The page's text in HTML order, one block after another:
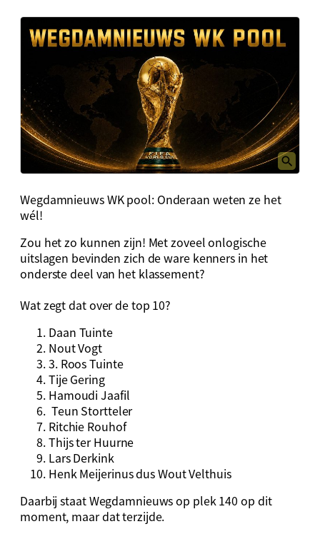
Wegdamnieuws WK pool: Onderaan weten ze het
wél!
Zou het zo kunnen zijn! Met zoveel onlogische
uitslagen bevinden zich de ware kenners in het
onderste deel van het klassement?
Wat zegt dat over de top 10?
Daan Tuinte
⁠Nout Vogt
⁠3. Roos Tuinte
⁠Tije Gering
⁠Hamoudi Jaafil
⁠ Teun Stortteler
⁠Ritchie Rouhof
⁠Thijs ter Huurne
⁠Lars Derkink
⁠Henk Meijerinus dus Wout Velthuis
Daarbij staat Wegdamnieuws op plek 140 op dit
moment, maar dat terzijde.